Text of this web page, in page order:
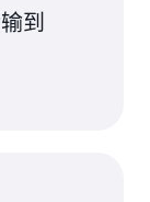
到